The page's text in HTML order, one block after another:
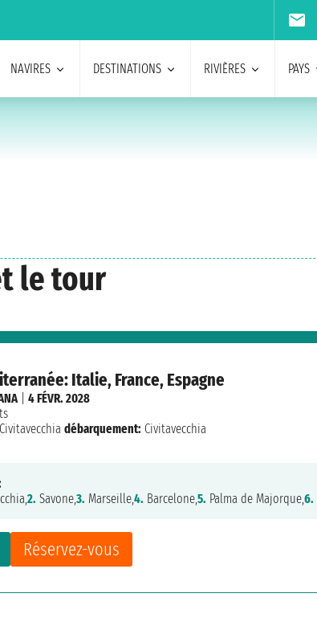
NAVIRES DESTINATIONS RIVIÈRES PAYS
le tour
Italie, France, Espagne
Réservez-vous
|4 FÉVR. 2028
Civitavecchia débarquement: Civitavecchia
2. Savone,3. Marseille,4. Barcelone,5. Palma de Majorque,6.